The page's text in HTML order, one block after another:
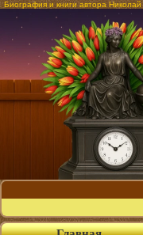
Биография и книги автора Николай